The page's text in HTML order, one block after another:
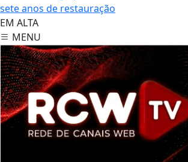
sete anos de restauração
EM ALTA
MENU